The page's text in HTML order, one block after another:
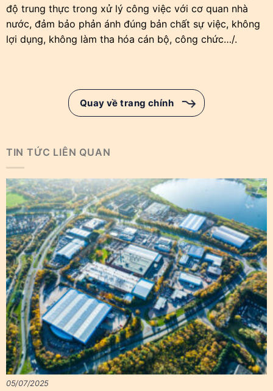
độ trung thực trong xử lý công việc với cơ quan nhà
nước, đảm bảo phản ánh đúng bản chất sự việc, không
lợi dụng, không làm tha hóa cán bộ, công chức…/.
Quay về trang chính
TIN TỨC LIÊN QUAN
05/07/2025